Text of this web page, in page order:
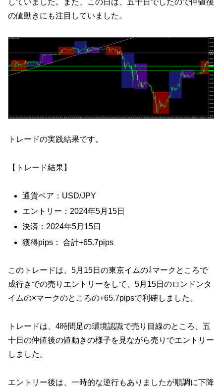
の値動きにも注目していました。
トレードの実践結果です。
【トレード結果】
通貨ペア：USD/JPY
エントリー：2024年5月15日
決済：2024年5月15日
獲得pips： 合計+65.7pips
このトレードは、5月15日の東京イムの⇩マークところで
成行きでの売りエントリーをして、5月15日のロンドンタ
イムの×マークのところの+65.7pipsで利確しました。
トレードは、4時間足の環境認識で売り目線のところ、五
十日の仲値後の値動きの様子を見ながら売りでエントリー
しました。
エントリー後は、一時的な逆行もありましたが順調に下降